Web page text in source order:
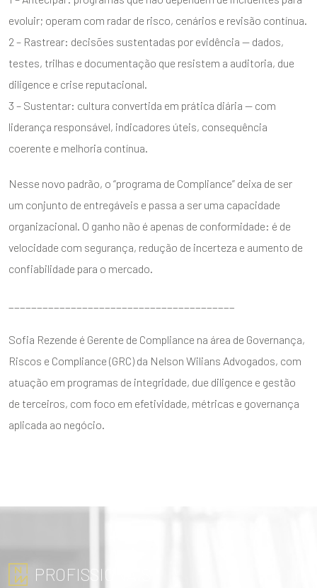
evoluir; operam com radar de risco, cenários e revisão contínua.
2 – Rastrear: decisões sustentadas por evidência — dados,
testes, trilhas e documentação que resistem a auditoria, due
diligence e crise reputacional.
3 – Sustentar: cultura convertida em prática diária — com
liderança responsável, indicadores úteis, consequência
coerente e melhoria contínua.
Nesse novo padrão, o “programa de Compliance” deixa de ser
um conjunto de entregáveis e passa a ser uma capacidade
organizacional. O ganho não é apenas de conformidade: é de
velocidade com segurança, redução de incerteza e aumento de
confiabilidade para o mercado.
Sofia Rezende é Gerente de Compliance na área de Governança,
Riscos e Compliance (GRC) da Nelson Wilians Advogados, com
atuação em programas de integridade, due diligence e gestão
de terceiros, com foco em efetividade, métricas e governança
aplicada ao negócio.
PROFISSIONAIS